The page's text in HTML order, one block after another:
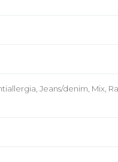
Jeans/denim, Mix,